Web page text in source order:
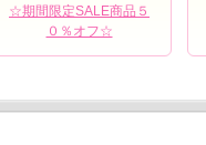
☆期間限定SALE商品５
０％オフ☆